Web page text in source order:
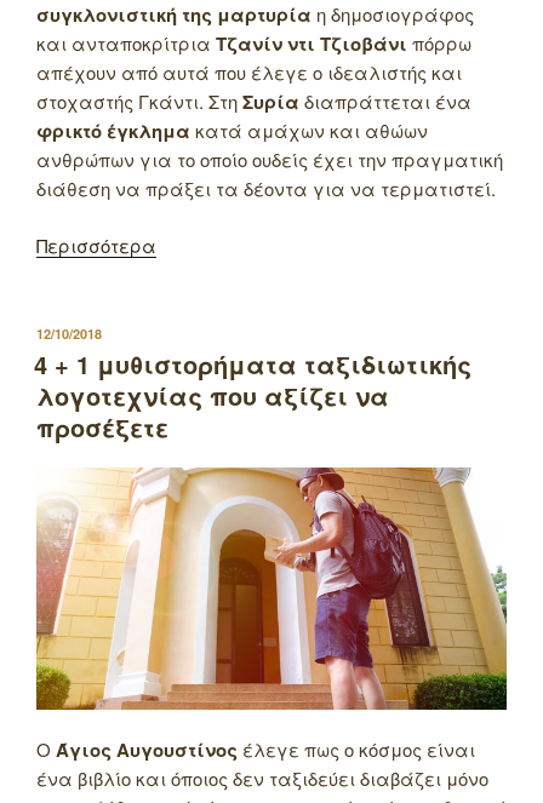
συγκλονιστική της μαρτυρία η δημοσιογράφος
και ανταποκρίτρια Τζανίν ντι Τζιοβάνι πόρρω
απέχουν από αυτά που έλεγε ο ιδεαλιστής και
στοχαστής Γκάντι. ΣτηΣυρία διαπράττεται ένα
φρικτό έγκλημα κατά αμάχων και αθώων
ανθρώπων για το οποίο ουδείς έχει την πραγματική
διάθεση να πράξει τα δέοντα για να τερματιστεί.
Περισσότερα
ΔΗΜΟΣΙΕΥΤΗΚΕ
ΣΤΙΣ
12/10/2018
4 + 1 μυθιστορήματα ταξιδιωτικής
λογοτεχνίας που αξίζει να
προσέξετε
Ο Άγιος Αυγουστίνος έλεγε πως ο κόσμος είναι
ένα βιβλίο και όποιος δεν ταξιδεύει διαβάζει μόνο